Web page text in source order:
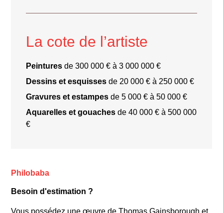
La cote de l’artiste
Peintures de 300 000 € à 3 000 000 €
Dessins et esquisses de 20 000 € à 250 000 €
Gravures et estampes de 5 000 € à 50 000 €
Aquarelles et gouaches de 40 000 € à 500 000
€
Philobaba
Besoin d'estimation ?
Vous possédez une œuvre de Thomas Gainsborough et